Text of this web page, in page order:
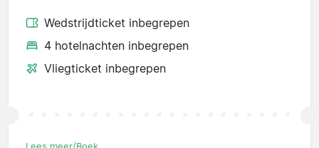
Wedstrijdticket inbegrepen
4 hotelnachten inbegrepen
Vliegticket inbegrepen